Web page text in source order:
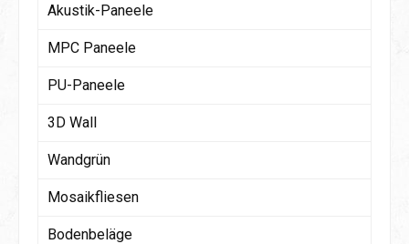
Akustik-Paneele
MPC Paneele
PU-Paneele
3D Wall
Wandgrün
Mosaikfliesen
Bodenbeläge